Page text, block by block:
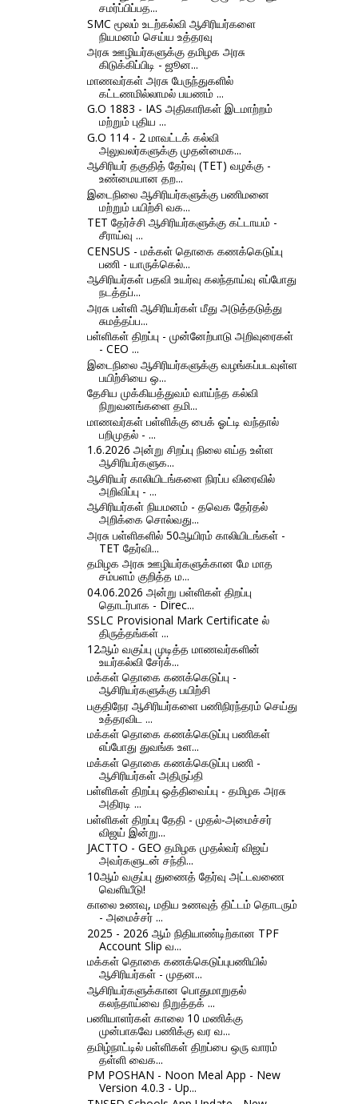
சமர்ப்பிப்பத...
SMC மூலம் உடற்கல்வி ஆசிரியர்களை
நியமனம் செய்ய உத்தரவு
அரசு ஊழியர்களுக்கு தமிழக அரசு
கிடுக்கிப்பிடி - ஜூன...
மாணவர்கள் அரசு பேருந்துகளில்
கட்டணமில்லாமல் பயணம் ...
G.O 1883 - IAS அதிகாரிகள் இடமாற்றம்
மற்றும் புதிய ...
G.O 114 - 2 மாவட்டக் கல்வி
அலுவலர்களுக்கு முதன்மைக...
ஆசிரியர் தகுதித் தேர்வு (TET) வழக்கு -
உண்மையான தற...
இடைநிலை ஆசிரியர்களுக்கு பணிமனை
மற்றும் பயிற்சி வக...
TET தேர்ச்சி ஆசிரியர்களுக்கு கட்டாயம் -
சீராய்வு ...
CENSUS - மக்கள் தொகை கணக்கெடுப்பு
பணி - யாருக்கெல்...
ஆசிரியர்கள் பதவி உயர்வு கலந்தாய்வு எப்போது
நடத்தப்...
அரசு பள்ளி ஆசிரியர்கள் மீது அடுத்தடுத்து
சுமத்தப்ப...
பள்ளிகள் திறப்பு - முன்னேற்பாடு அறிவுரைகள்
- CEO ...
இடைநிலை ஆசிரியர்களுக்கு வழங்கப்படவுள்ள
பயிற்சியை ஒ...
தேசிய முக்கியத்துவம் வாய்ந்த கல்வி
நிறுவனங்களை தமி...
மாணவர்கள் பள்ளிக்கு பைக் ஓட்டி வந்தால்
பறிமுதல் - ...
1.6.2026 அன்று சிறப்பு நிலை எய்த உள்ள
ஆசிரியர்களுக...
ஆசிரியர் காலியிடங்களை நிரப்ப விரைவில்
அறிவிப்பு - ...
ஆசிரியர்கள் நியமனம் - தவெக தேர்தல்
அறிக்கை சொல்வது...
அரசு பள்ளிகளில் 50ஆயிரம் காலியிடங்கள் -
TET தேர்வி...
தமிழக அரசு ஊழியர்களுக்கான மே மாத
சம்பளம் குறித்த ம...
04.06.2026 அன்று பள்ளிகள் திறப்பு
தொடர்பாக - Direc...
SSLC Provisional Mark Certificate ல்
திருத்தங்கள் ...
12ஆம் வகுப்பு முடித்த மாணவர்களின்
உயர்கல்வி சேர்க்...
மக்கள் தொகை கணக்கெடுப்பு -
ஆசிரியர்களுக்கு பயிற்சி
பகுதிநேர ஆசிரியர்களை பணிநிரந்தரம் செய்து
உத்தரவிட ...
மக்கள் தொகை கணக்கெடுப்பு பணிகள்
எப்போது துவங்க உள...
மக்கள் தொகை கணக்கெடுப்பு பணி -
ஆசிரியர்கள் அதிருப்தி
பள்ளிகள் திறப்பு ஒத்திவைப்பு - தமிழக அரசு
அதிரடி ...
பள்ளிகள் திறப்பு தேதி - முதல்-அமைச்சர்
விஜய் இன்று...
JACTTO - GEO தமிழக முதல்வர் விஜய்
அவர்களுடன் சந்தி...
10ஆம் வகுப்பு துணைத் தேர்வு அட்டவணை
வெளியீடு!
காலை உணவு, மதிய உணவுத் திட்டம் தொடரும்
- அமைச்சர் ...
2025 - 2026 ஆம் நிதியாண்டிற்கான TPF
Account Slip வ...
மக்கள் தொகை கணக்கெடுப்புபணியில்
ஆசிரியர்கள் - முதன...
ஆசிரியர்களுக்கான பொதுமாறுதல்
கலந்தாய்வை நிறுத்தக் ...
பணியாளர்கள் காலை 10 மணிக்கு
முன்பாகவே பணிக்கு வர வ...
தமிழ்நாட்டில் பள்ளிகள் திறப்பை ஒரு வாரம்
தள்ளி வைக...
PM POSHAN - Noon Meal App - New
Version 4.0.3 - Up...